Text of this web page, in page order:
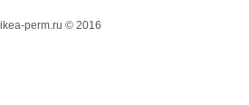
ikea-perm.ru © 2016